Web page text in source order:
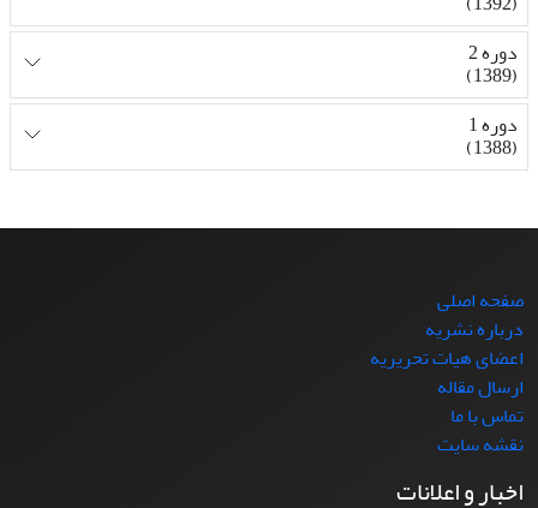
دوره 2
(1389)
دوره 1
(1388)
صفحه اصلی
درباره نشریه
اعضای هیات تحریریه
ارسال مقاله
تماس با ما
نقشه سایت
اخبار و اعلانات